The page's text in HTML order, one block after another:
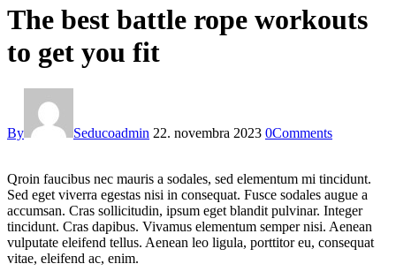
The best battle rope workouts
to get you fit
By Seducoadmin 22. novembra 2023 0Comments
Qroin faucibus nec mauris a sodales, sed elementum mi tincidunt.
Sed eget viverra egestas nisi in consequat. Fusce sodales augue a
accumsan. Cras sollicitudin, ipsum eget blandit pulvinar. Integer
tincidunt. Cras dapibus. Vivamus elementum semper nisi. Aenean
vulputate eleifend tellus. Aenean leo ligula, porttitor eu, consequat
vitae, eleifend ac, enim.